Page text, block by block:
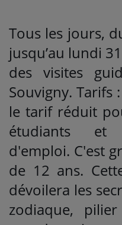
Tous les jours,
jusqu’au lundi
des visites
Souvigny. Tarifs
le tarif réduit
étudiants et
d'emploi. C'est
de 12 ans.
dévoilera les
zodiaque,